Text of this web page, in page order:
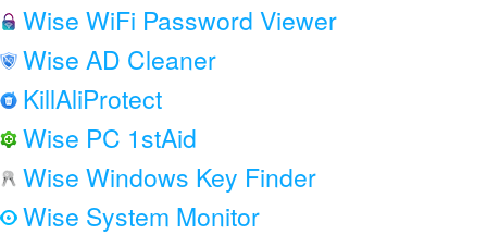
Wise WiFi Password Viewer
Wise AD Cleaner
KillAliProtect
Wise PC 1stAid
Wise Windows Key Finder
Wise System Monitor